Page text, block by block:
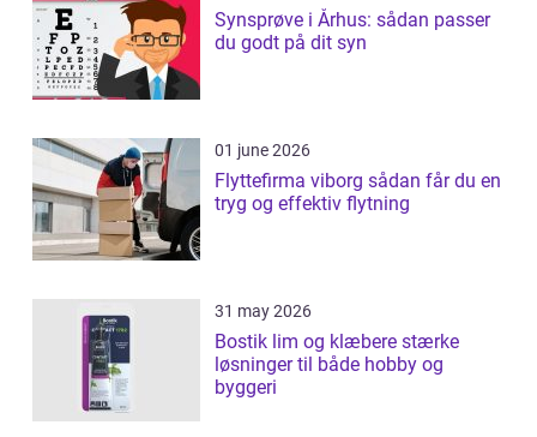
Synsprøve i Århus: sådan passer
du godt på dit syn
01 june 2026
Flyttefirma viborg sådan får du en
tryg og effektiv flytning
31 may 2026
Bostik lim og klæbere stærke
løsninger til både hobby og
byggeri